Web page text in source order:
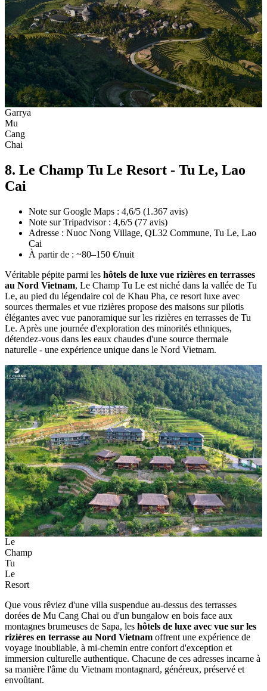
Garrya
Mu
Cang
Chai
8. Le Champ Tu Le Resort - Tu Le, Lao
Cai
Note sur Google Maps : 4,6/5 (1.367 avis)
Note sur Tripadvisor : 4,6/5 (77 avis)
Adresse : Nuoc Nong Village, QL32 Commune, Tu Le, Lao
Cai
À partir de : ~80–150 €/nuit
Véritable pépite parmi les hôtels de luxe vue rizières en terrasses
au Nord Vietnam, Le Champ Tu Le est niché dans la vallée de Tu
Le, au pied du légendaire col de Khau Pha, ce resort luxe avec
sources thermales et vue rizières propose des maisons sur pilotis
élégantes avec vue panoramique sur les rizières en terrasses de Tu
Le. Après une journée d'exploration des minorités ethniques,
détendez-vous dans les eaux chaudes d'une source thermale
naturelle - une expérience unique dans le Nord Vietnam.
Le
Champ
Tu
Le
Resort
Que vous rêviez d'une villa suspendue au-dessus des terrasses
dorées de Mu Cang Chai ou d'un bungalow en bois face aux
montagnes brumeuses de Sapa, les hôtels de luxe avec vue sur les
rizières en terrasse au Nord Vietnam offrent une expérience de
voyage inoubliable, à mi-chemin entre confort d'exception et
immersion culturelle authentique. Chacune de ces adresses incarne à
sa manière l'âme du Vietnam montagnard, généreux, préservé et
envoûtant.